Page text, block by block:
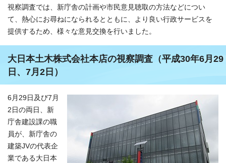
視察調査では、新庁舎の計画や市民意見聴取の方法などについ
て、熱心にお尋ねになられるとともに、より良い行政サービスを
提供するため、様々な意見交換を行いました。
大日本土木株式会社本店の視察調査（平成30年6月29
日、7月2日）
6月29日及び7月
2日の両日、新
庁舎建設課の職
員が、新庁舎の
建築JVの代表企
業である大日本